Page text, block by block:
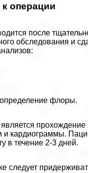
к операции
после
обследования и
флоры.
кардиограммы.
в течение 2-3 дней.
следует